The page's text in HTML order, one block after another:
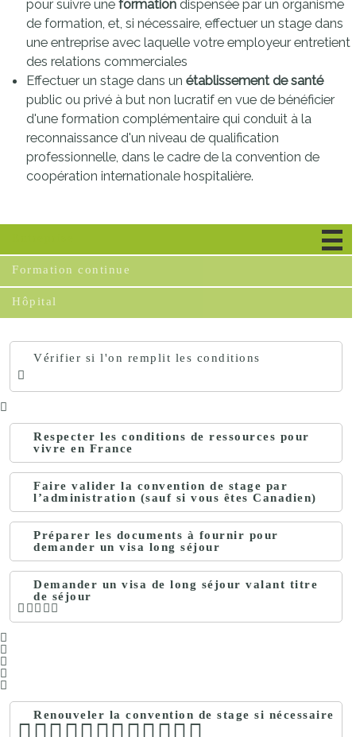
pour suivre une formation dispensée par un organisme
de formation, et, si nécessaire, effectuer un stage dans
une entreprise avec laquelle votre employeur entretient
des relations commerciales
Effectuer un stage dans un établissement de santé
public ou privé à but non lucratif en vue de bénéficier
d'une formation complémentaire qui conduit à la
reconnaissance d'un niveau de qualification
professionnelle, dans le cadre de la convention de
coopération internationale hospitalière.
Formation continue
Hôpital
Vérifier si l'on remplit les conditions
Respecter les conditions de ressources pour
vivre en France
Faire valider la convention de stage par
l’administration (sauf si vous êtes Canadien)
Préparer les documents à fournir pour
demander un visa long séjour
Demander un visa de long séjour valant titre
de séjour
Renouveler la convention de stage si nécessaire